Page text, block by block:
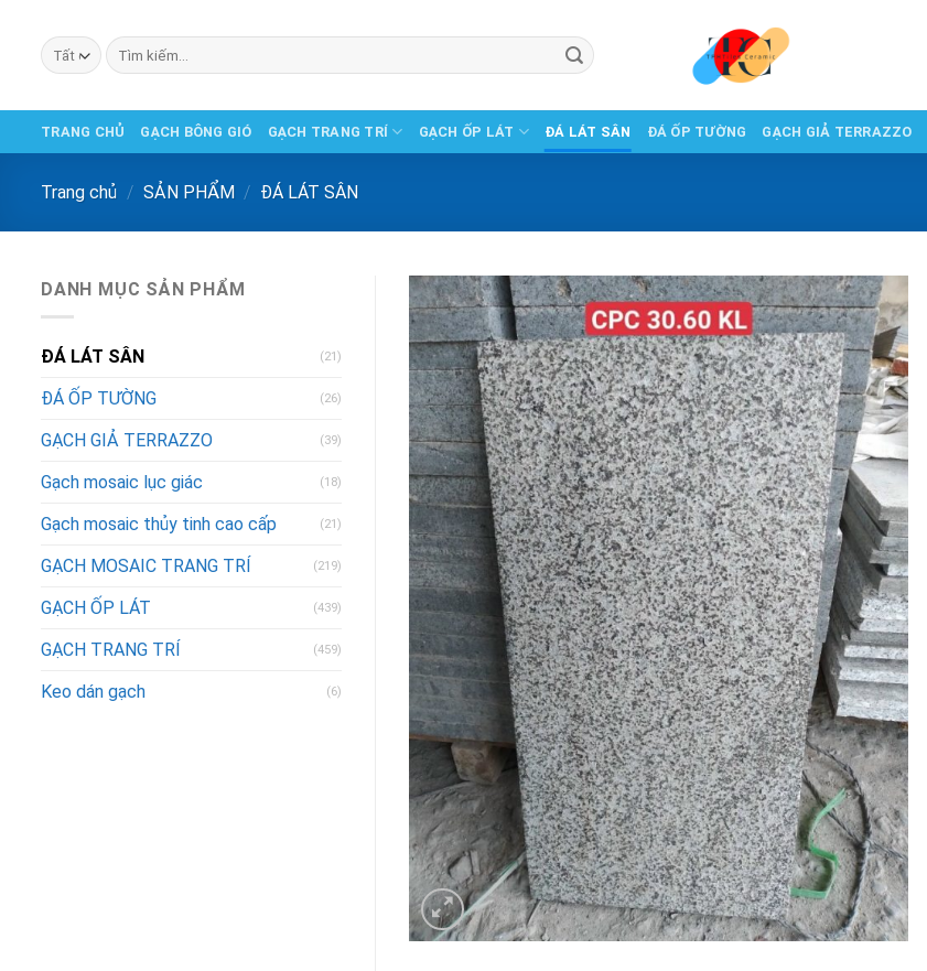
Tìm
kiếm:
TRANG CHỦ GẠCH BÔNG GIÓ GẠCH TRANG TRÍ GẠCH ỐP LÁT ĐÁ LÁT SÂN ĐÁ ỐP TƯỜNG GẠCH GIẢ TERRAZZO
Trang chủ / SẢN PHẨM / ĐÁ LÁT SÂN
DANH MỤC SẢN PHẨM
ĐÁ LÁT SÂN (21)
ĐÁ ỐP TƯỜNG (26)
GẠCH GIẢ TERRAZZO (39)
Gạch mosaic lục giác (18)
Gạch mosaic thủy tinh cao cấp (21)
GẠCH MOSAIC TRANG TRÍ (219)
GẠCH ỐP LÁT (439)
GẠCH TRANG TRÍ (459)
Keo dán gạch (6)